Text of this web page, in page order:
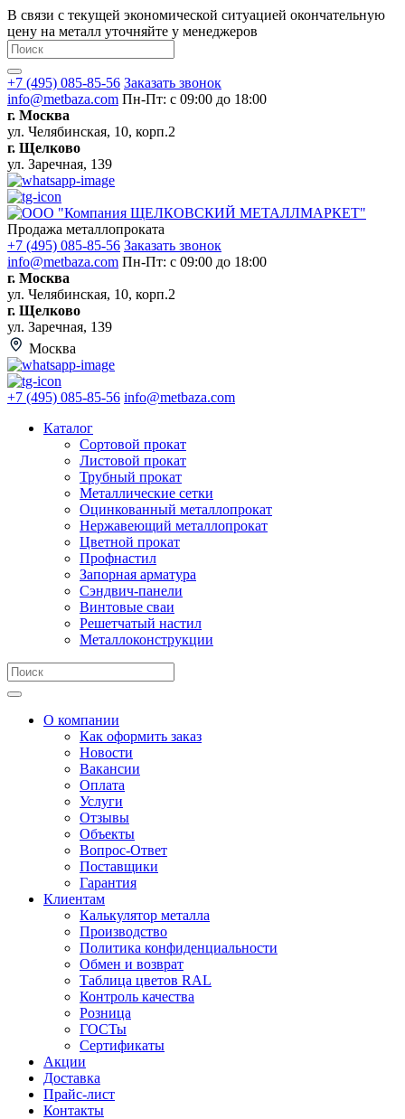
В связи с текущей экономической ситуацией окончательную
цену на металл уточняйте у менеджеров
+7 (495) 085-85-56 Заказать звонок
info@metbaza.com Пн-Пт: с 09:00 до 18:00
г. Москва
ул. Челябинская, 10, корп.2
г. Щелково
ул. Заречная, 139
Продажа металлопроката
+7 (495) 085-85-56 Заказать звонок
info@metbaza.com Пн-Пт: с 09:00 до 18:00
г. Москва
ул. Челябинская, 10, корп.2
г. Щелково
ул. Заречная, 139
Москва
+7 (495) 085-85-56 info@metbaza.com
Каталог
Сортовой прокат
Листовой прокат
Трубный прокат
Металлические сетки
Оцинкованный металлопрокат
Нержавеющий металлопрокат
Цветной прокат
Профнастил
Запорная арматура
Сэндвич-панели
Винтовые сваи
Решетчатый настил
Металлоконструкции
О компании
Как оформить заказ
Новости
Вакансии
Оплата
Услуги
Отзывы
Объекты
Вопрос-Ответ
Поставщики
Гарантия
Клиентам
Калькулятор металла
Производство
Политика конфиденциальности
Обмен и возврат
Таблица цветов RAL
Контроль качества
Розница
ГОСТы
Сертификаты
Акции
Доставка
Прайс-лист
Контакты